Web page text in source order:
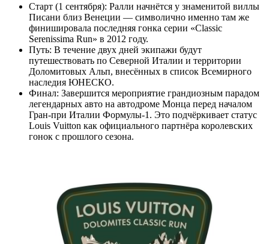
Старт (1 сентября): Ралли начнётся у знаменитой виллы
Писани близ Венеции — символично именно там же
финишировала последняя гонка серии «Classic
Serenissima Run» в 2012 году.
Путь: В течение двух дней экипажи будут
путешествовать по Северной Италии и территории
Доломитовых Альп, внесённых в список Всемирного
наследия ЮНЕСКО.
Финал: Завершится мероприятие грандиозным парадом
легендарных авто на автодроме Монца перед началом
Гран-при Италии Формулы-1. Это подчёркивает статус
Louis Vuitton как официального партнёра королевских
гонок с прошлого сезона.